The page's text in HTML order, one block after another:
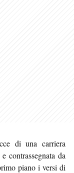
di una carriera
contrassegnata da
piano i versi di